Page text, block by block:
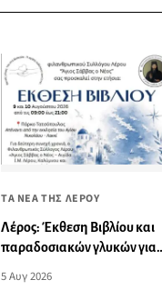
ΤΑ ΝΕΑ ΤΗΣ ΛΕΡΟΥ
Λέρος: Έκθεση Βιβλίου και
παραδοσιακών γλυκών για
5 Αυγ 2026